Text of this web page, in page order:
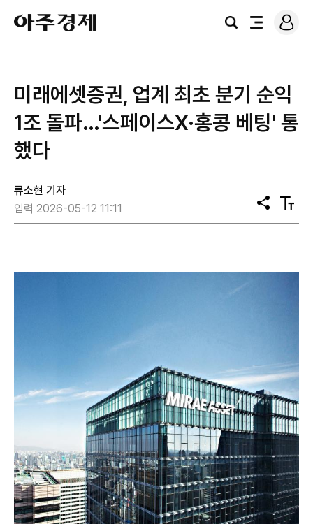
아
주
경
검
전
로
그
미래에셋증권, 업계 최초 분기 순익
1조 돌파…'스페이스X·홍콩 베팅' 통
했다
류소현 기자
입력 2026-05-12 11:11
공
유
텍
스